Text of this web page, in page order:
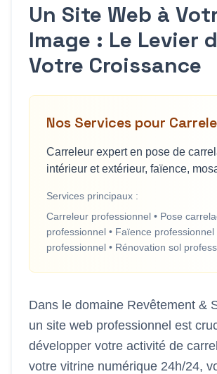
Un Site Web à
Image : Le Levier
Votre Croissance
Nos Services pour
Carreleur expert en pose de
intérieur et extérieur, faïence,
Services principaux :
Carreleur professionnel • Pose
professionnel • Faïence professionnel
professionnel • Rénovation sol
Dans le domaine Revêtement &
un site web professionnel est
développer votre activité de
votre vitrine numérique 24h/24,